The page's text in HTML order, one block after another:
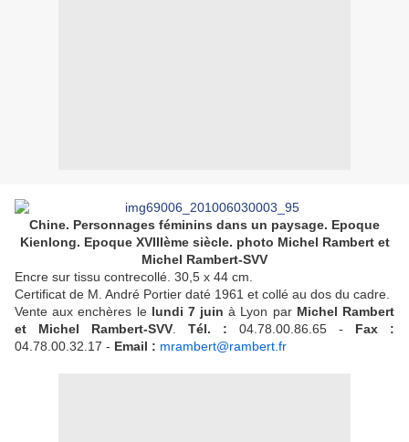
Chine. Personnages féminins dans un paysage. Epoque
Kienlong. Epoque XVIIIème siècle. photo Michel Rambert et
Michel Rambert-SVV
Encre sur tissu contrecollé. 30,5 x 44 cm.
Certificat de M. André Portier daté 1961 et collé au dos du cadre.
Vente aux enchères lelundi 7 juin à Lyon par Michel Rambert
et Michel Rambert-SVV
Tél. : 04.78.00.86.65 - Fax :
04.78.00.32.17 - Email : mrambert@rambert.fr